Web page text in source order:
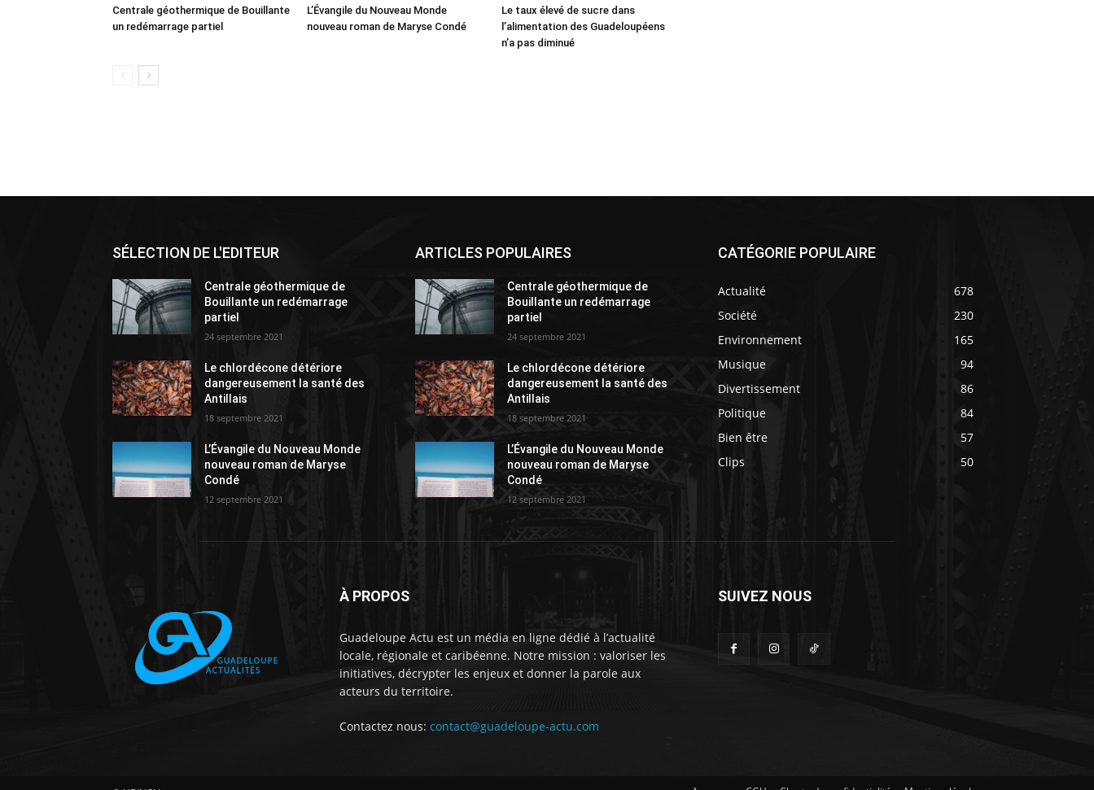
Centrale géothermique de Bouillante
un redémarrage partiel
L’Évangile du Nouveau Monde
nouveau roman de Maryse Condé
Le taux élevé de sucre dans
l’alimentation des Guadeloupéens
n’a pas diminué
SÉLECTION DE L'EDITEUR
Centrale géothermique de
Bouillante un redémarrage
partiel
24 septembre 2021
Le chlordécone détériore
dangereusement la santé des
Antillais
18 septembre 2021
L’Évangile du Nouveau Monde
nouveau roman de Maryse
Condé
12 septembre 2021
ARTICLES POPULAIRES
Centrale géothermique de
Bouillante un redémarrage
partiel
24 septembre 2021
Le chlordécone détériore
dangereusement la santé des
Antillais
18 septembre 2021
L’Évangile du Nouveau Monde
nouveau roman de Maryse
Condé
12 septembre 2021
CATÉGORIE POPULAIRE
Actualité
678
Société
230
Environnement
165
Musique
94
Divertissement
86
Politique
84
Bien être
57
Clips
50
À PROPOS
Guadeloupe Actu est un média en ligne dédié à l’actualité
locale, régionale et caribéenne. Notre mission : valoriser les
initiatives, décrypter les enjeux et donner la parole aux
acteurs du territoire.
Contactez nous: contact@guadeloupe-actu.com
SUIVEZ NOUS